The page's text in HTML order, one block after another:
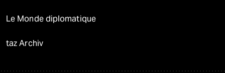
Le Monde diplomatique
taz Archiv